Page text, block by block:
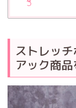
ストレッ
アック商品